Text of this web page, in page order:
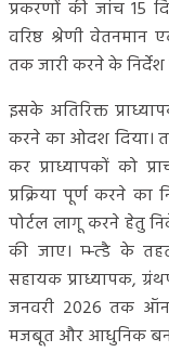
प्रकरणों की जांच 15
वरिष्ठ श्रेणी वेतनमान
तक जारी करने के निर्देश
इसके अतिरिक्त
करने का ओदश दिया।
कर प्राध्यापकों को
प्रक्रिया पूर्ण करने का
पोर्टल लागू करने हेतु
की जाए। म्भ्त्डै के
सहायक प्राध्यापक,
जनवरी 2026 तक
मजबूत और आधुनिक